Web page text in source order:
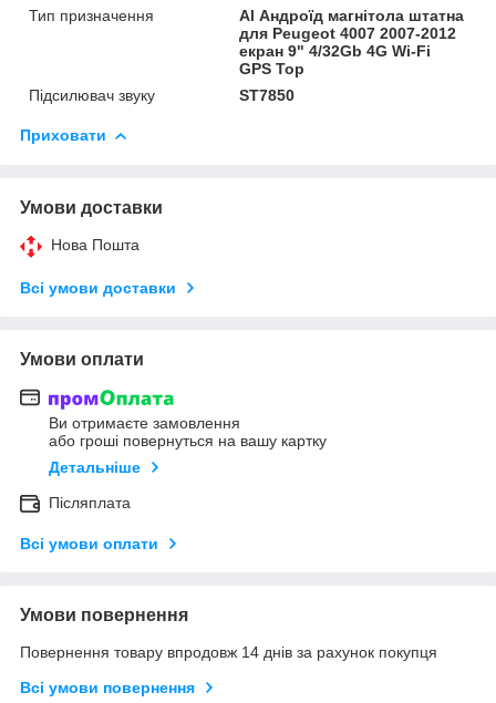
Тип призначення
Al Андроїд магнітола штатна
для Peugeot 4007 2007-2012
екран 9" 4/32Gb 4G Wi-Fi
GPS Top
Підсилювач звуку
ST7850
Приховати
Умови доставки
Нова Пошта
Всі умови доставки
Умови оплати
Ви отримаєте замовлення
або гроші повернуться на вашу картку
Детальніше
Післяплата
Всі умови оплати
Умови повернення
Повернення товару впродовж 14 днів за рахунок покупця
Всі умови повернення